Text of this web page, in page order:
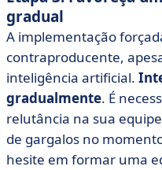
gradual
A implementação
contraproducente,
inteligência artificial.
gradualmente. É
relutância na sua
de gargalos no
hesite em formar uma